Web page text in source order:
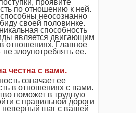
проявите
по отношению к ней.
неосознанно
своей половинке.
способность
является двигающим
отношениях. Главное
не злоупотреблять ее.
честна с вами.
означает ее
в отношениях с вами.
поможет в трудную
с правильной дороги
неверный шаг с вашей